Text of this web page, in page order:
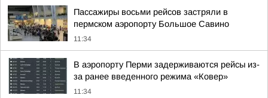
Пассажиры восьми рейсов застряли в
пермском аэропорту Большое Савино
11:34
В аэропорту Перми задерживаются рейсы из-
за ранее введенного режима «Ковер»
11:34